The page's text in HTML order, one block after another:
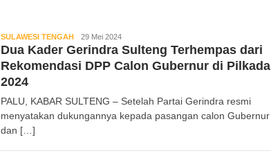
SULAWESI TENGAH Kabar
Sulteng
29 Mei 2024
Dua Kader Gerindra Sulteng Terhempas dari
Rekomendasi DPP Calon Gubernur di Pilkada
2024
PALU, KABAR SULTENG – Setelah Partai Gerindra resmi
menyatakan dukungannya kepada pasangan calon Gubernur
dan […]